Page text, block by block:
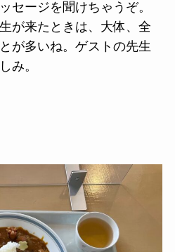
セージを聞けちゃうぞ。
が来たときは、大体、全
が多いね。ゲストの先生
み。